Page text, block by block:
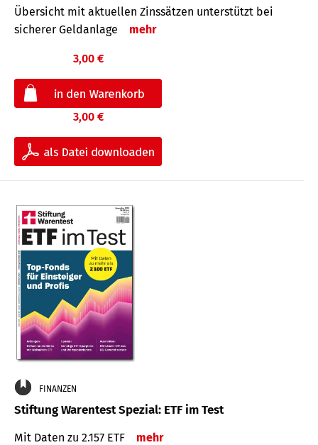
Übersicht mit aktuellen Zinssätzen unterstützt bei
sicherer Geldanlage
mehr
3,00 €
3,00 €
FINANZEN
Stiftung Warentest Spezial: ETF im Test
Mit Daten zu 2.157 ETF mehr